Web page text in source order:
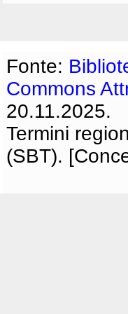
Fonte:
Commons
20.11.2025.
Termini
(SBT).